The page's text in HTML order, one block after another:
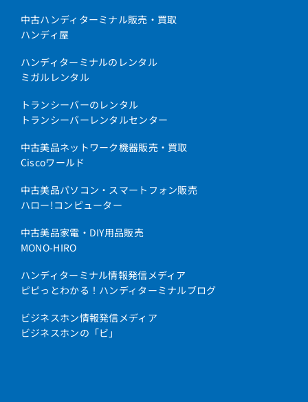
中古ハンディターミナル販売・買取
ハンディ屋
ハンディターミナルのレンタル
ミガルレンタル
トランシーバーのレンタル
トランシーバーレンタルセンター
中古美品ネットワーク機器販売・買取
Ciscoワールド
中古美品パソコン・スマートフォン販売
ハロー!コンピューター
中古美品家電・DIY用品販売
MONO-HIRO
ハンディターミナル情報発信メディア
ピピっとわかる！ハンディターミナルブログ
ビジネスホン情報発信メディア
ビジネスホンの「ビ」